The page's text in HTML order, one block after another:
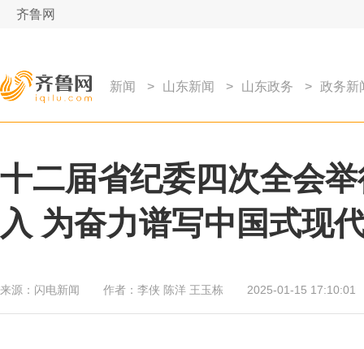
齐鲁网
新闻 > 山东新闻 > 山东政务 > 政务新
十二届省纪委四次全会
入 为奋力谱写中国式现
来源： 闪电新闻 作者： 李侠 陈洋 王玉栋 2025-01-15 17:10:01